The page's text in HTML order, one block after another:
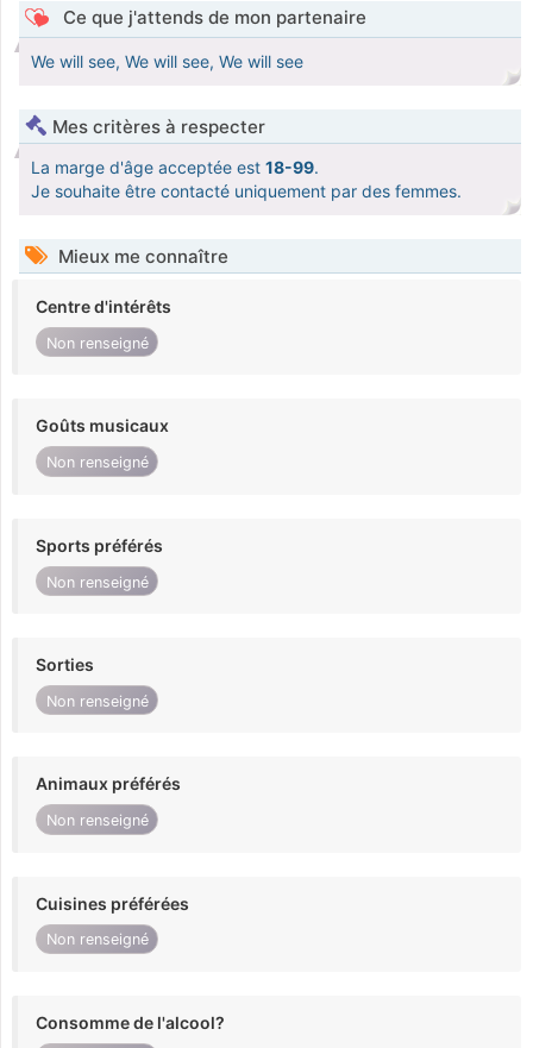
Ce que j'attends de mon partenaire
We will see, We will see, We will see
Mes critères à respecter
La marge d'âge acceptée est 18-99.
Je souhaite être contacté uniquement par des femmes.
Mieux me connaître
Centre d'intérêts
Non renseigné
Goûts musicaux
Non renseigné
Sports préférés
Non renseigné
Sorties
Non renseigné
Animaux préférés
Non renseigné
Cuisines préférées
Non renseigné
Consomme de l'alcool?